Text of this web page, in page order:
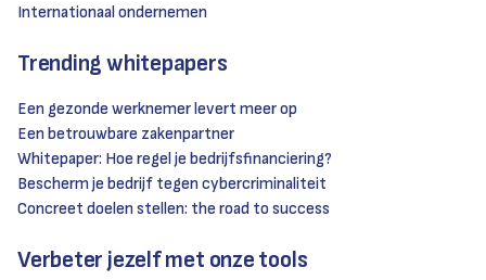
Internationaal ondernemen
Trending whitepapers
Een gezonde werknemer levert meer op
Een betrouwbare zakenpartner
Whitepaper: Hoe regel je bedrijfsfinanciering?
Bescherm je bedrijf tegen cybercriminaliteit
Concreet doelen stellen: the road to success
Verbeter jezelf met onze tools